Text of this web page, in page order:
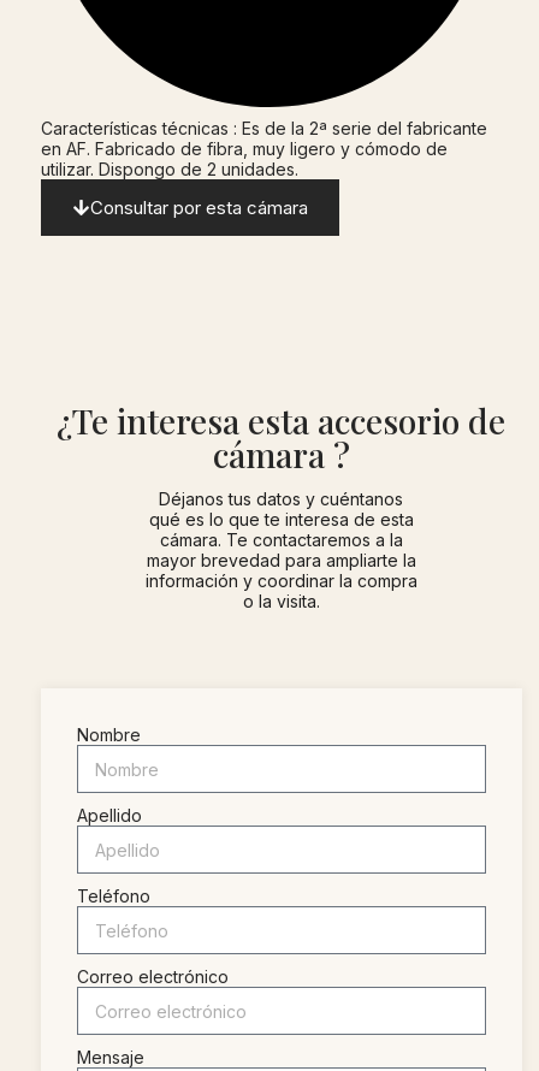
Características técnicas : Es de la 2ª serie del fabricante
en AF. Fabricado de fibra, muy ligero y cómodo de
utilizar. Dispongo de 2 unidades.
Consultar por esta cámara
¿Te interesa esta accesorio de
cámara ?
Déjanos tus datos y cuéntanos
qué es lo que te interesa de esta
cámara. Te contactaremos a la
mayor brevedad para ampliarte la
información y coordinar la compra
o la visita.
Nombre
Apellido
Teléfono
Correo electrónico
Mensaje